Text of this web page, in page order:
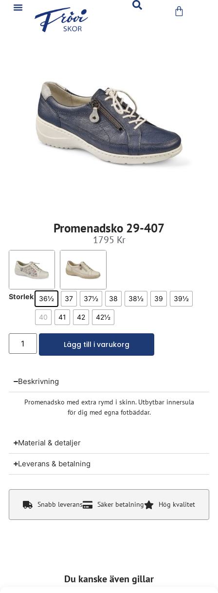
Promenadsko 29-407
1795 Kr
Storlek 36½ 37 37½ 38 38½ 39 39½
40 41 42 42½
Lägg till i varukorg
Beskrivning
Promenadsko med extra rymd i skinn. Utbytbar innersula
för dig med egna fotbäddar.
Material & detaljer
Leverans & betalning
Snabb leverans Säker betalning Hög kvalitet
Du kanske även gillar